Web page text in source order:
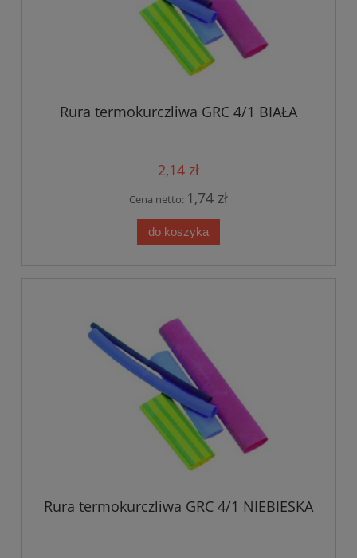
Rura termokurczliwa GRC 4/1 BIAŁA
2,14 zł
Cena netto: 1,74 zł
do koszyka
Rura termokurczliwa GRC 4/1 NIEBIESKA